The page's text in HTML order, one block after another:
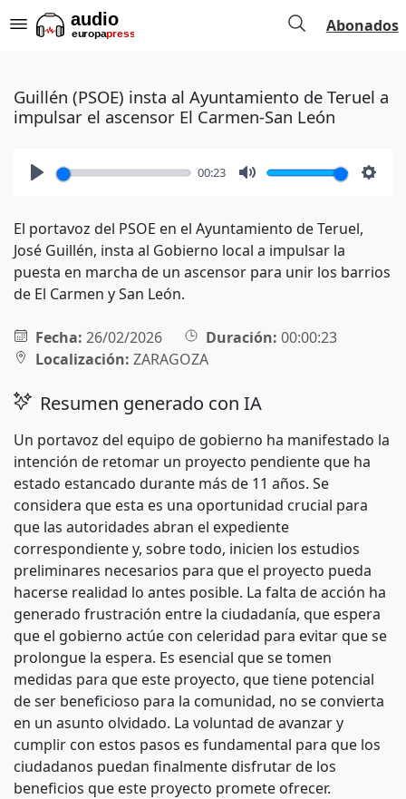
Abonados
Guillén (PSOE) insta al Ayuntamiento de Teruel a
impulsar el ascensor El Carmen-San León
00:23
El portavoz del PSOE en el Ayuntamiento de Teruel,
José Guillén, insta al Gobierno local a impulsar la
puesta en marcha de un ascensor para unir los barrios
de El Carmen y San León.
Fecha: 26/02/2026 Duración: 00:00:23
Localización: ZARAGOZA
Resumen generado con IA
Un portavoz del equipo de gobierno ha manifestado la
intención de retomar un proyecto pendiente que ha
estado estancado durante más de 11 años. Se
considera que esta es una oportunidad crucial para
que las autoridades abran el expediente
correspondiente y, sobre todo, inicien los estudios
preliminares necesarios para que el proyecto pueda
hacerse realidad lo antes posible. La falta de acción ha
generado frustración entre la ciudadanía, que espera
que el gobierno actúe con celeridad para evitar que se
prolongue la espera. Es esencial que se tomen
medidas para que este proyecto, que tiene potencial
de ser beneficioso para la comunidad, no se convierta
en un asunto olvidado. La voluntad de avanzar y
cumplir con estos pasos es fundamental para que los
ciudadanos puedan finalmente disfrutar de los
beneficios que este proyecto promete ofrecer.